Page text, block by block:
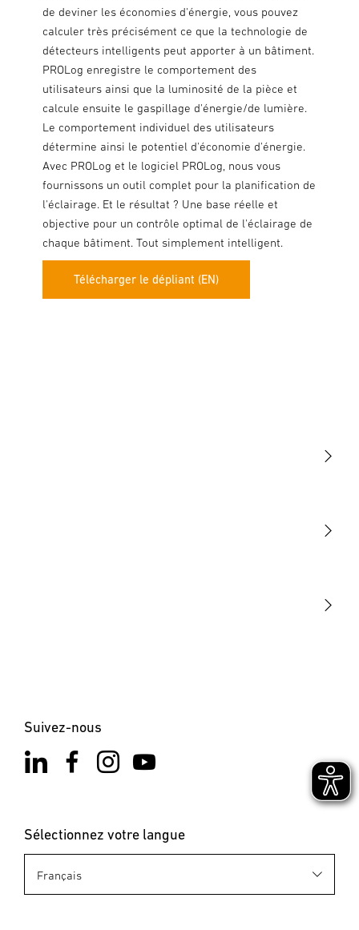
de deviner les économies d'énergie, vous pouvez
calculer très précisément ce que la technologie de
détecteurs intelligents peut apporter à un bâtiment.
PROLog enregistre le comportement des
utilisateurs ainsi que la luminosité de la pièce et
calcule ensuite le gaspillage d'énergie/de lumière.
Le comportement individuel des utilisateurs
détermine ainsi le potentiel d'économie d'énergie.
Avec PROLog et le logiciel PROLog, nous vous
fournissons un outil complet pour la planification de
l'éclairage. Et le résultat ? Une base réelle et
objective pour un contrôle optimal de l'éclairage de
chaque bâtiment. Tout simplement intelligent.
Télécharger le dépliant (EN)
Suivez-nous
Sélectionnez votre langue